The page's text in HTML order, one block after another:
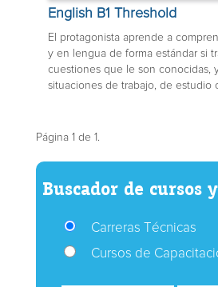
English B1 Threshold
El protagonista aprende a
y en lengua de forma estándar si
cuestiones que le son conocidas,
situaciones de trabajo, de estudio
Página 1 de 1.
Buscador de cursos
Carreras Técnicas
Cursos de